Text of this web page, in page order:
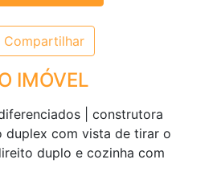
Compartilhar
IMÓVEL
| construtora
duplex com vista de tirar o
duplo e cozinha com